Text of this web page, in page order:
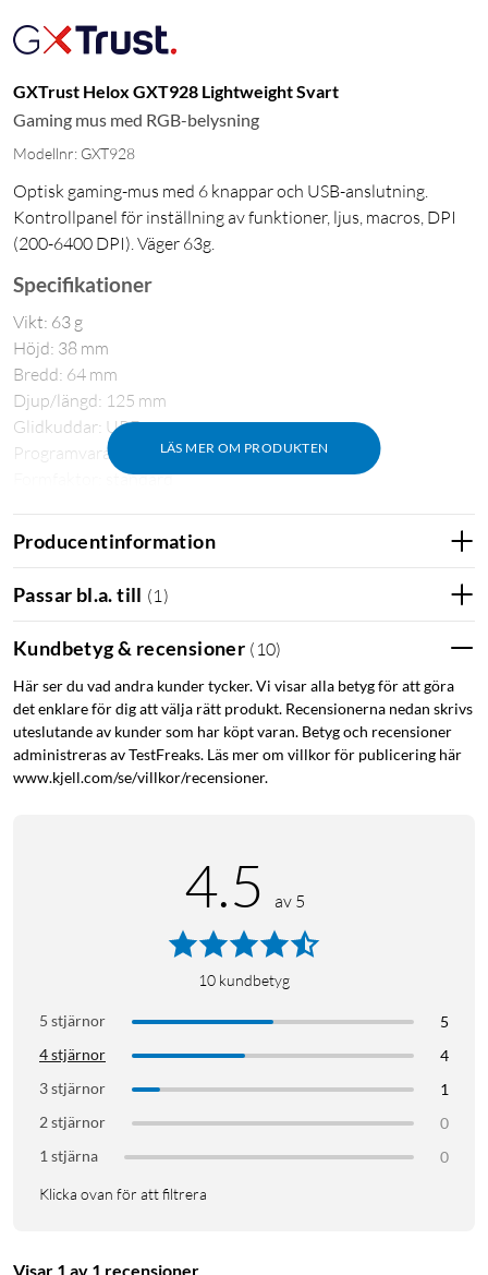
GXTrust Helox GXT928 Lightweight Svart
Gaming mus med RGB-belysning
Modellnr: GXT928
Optisk gaming-mus med 6 knappar och USB-anslutning.
Kontrollpanel för inställning av funktioner, ljus, macros, DPI
(200-6400 DPI). Väger 63g.
LÄS MER OM PRODUKTEN
Specifikationer
Vikt: 63 g
Höjd: 38 mm
Bredd: 64 mm
Djup/längd: 125 mm
Glidkuddar: UPE
Programvara: ja
Formfaktor: standard
DPI-omfång: 200–6400 dpi
DPI-knapp: ja
Programmerbara knappar: ja
Högerhänt/vänsterhänt: högerhänt
Anslutning: kabel
Kontakt: USB-A
RGB-ljus: ja
Kompatibla enheter: PC, laptop
GXT928 Helox ultralätt gamingmus
Producentinformation
Passar bl.a. till (1 )
Kundbetyg & recensioner ( 10)
Här ser du vad andra kunder tycker. Vi visar alla betyg för att göra
det enklare för dig att välja rätt produkt. Recensionerna nedan skrivs
uteslutande av kunder som har köpt varan. Betyg och recensioner
administreras av TestFreaks. Läs mer om villkor för publicering här
www.kjell.com/se/villkor/recensioner.
4.5 av 5
10 kundbetyg
5 stjärnor
5
4 stjärnor
4
3 stjärnor
1
2 stjärnor
0
1 stjärna
0
Klicka ovan för att filtrera
Visar 1 av 1 recensioner